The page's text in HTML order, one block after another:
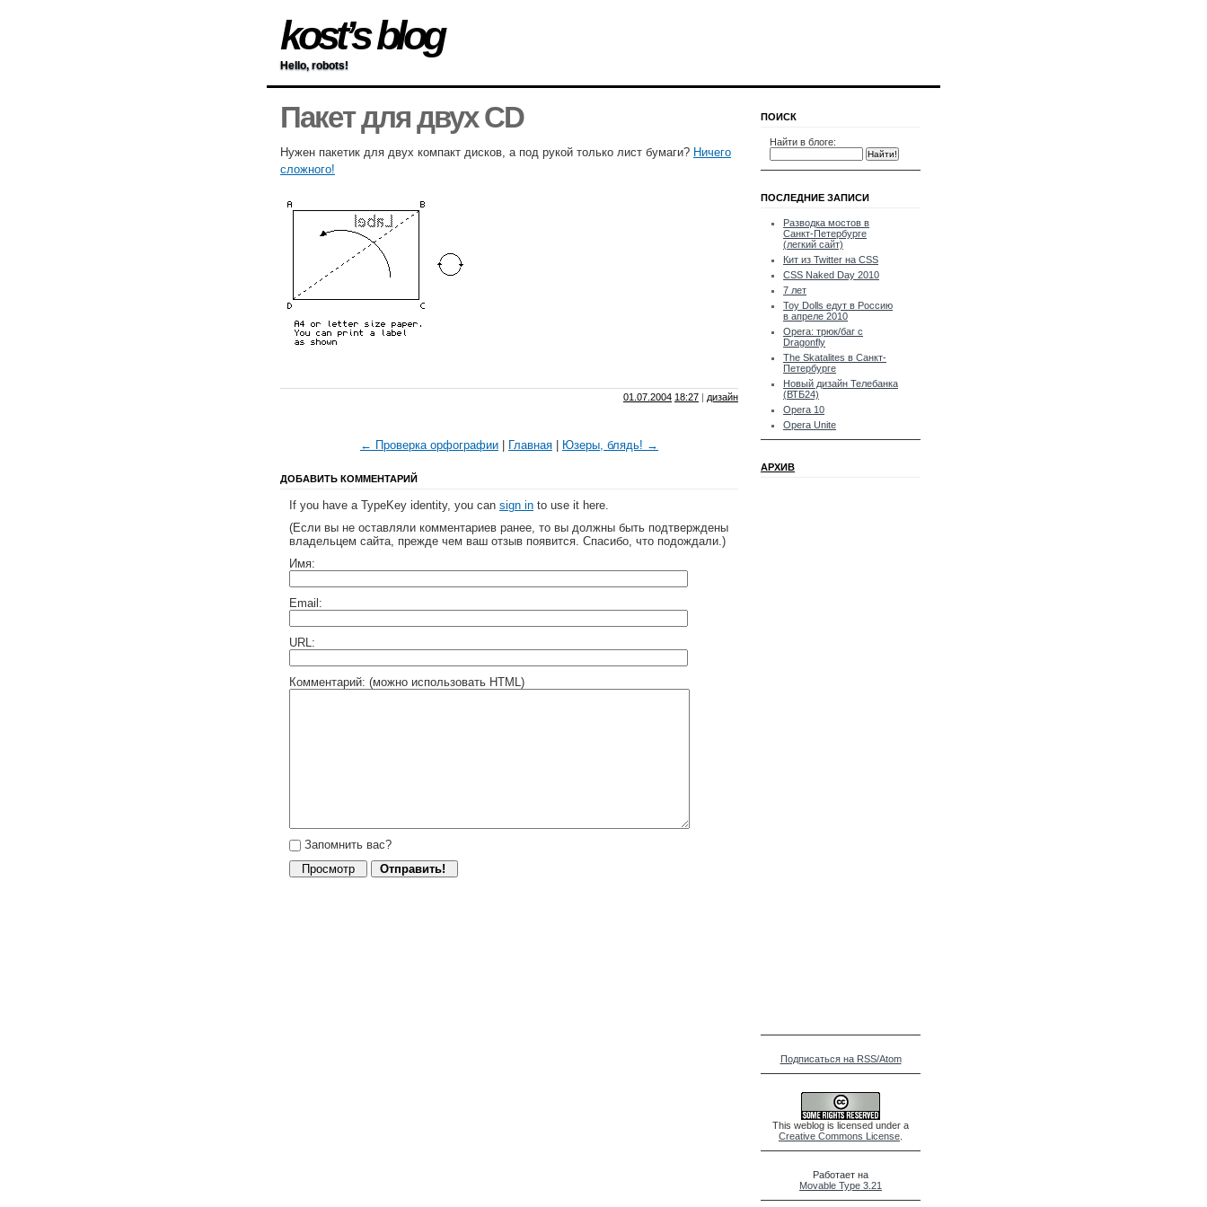
kost’s blog
Hello, robots!
Пакет для двух CD
Нужен пакетик для двух компакт дисков, а под рукой только лист бумаги? Ничего
сложного!
01.07.2004 18:27 | дизайн
← Проверка орфографии Главная Юзеры, блядь! →
ДОБАВИТЬ КОММЕНТАРИЙ
If you have a TypeKey identity, you can sign in to use it here.
(Если вы не оставляли комментариев ранее, то вы должны быть подтверждены
владельцем сайта, прежде чем ваш отзыв появится. Спасибо, что подождали.)
Имя:
Email:
URL:
Комментарий: (можно использовать HTML)
Запомнить вас?
ПОИСК
Найти в блоге:
ПОСЛЕДНИЕ ЗАПИСИ
Разводка мостов в
Санкт-Петербурге
(легкий сайт)
Кит из Twitter на CSS
CSS Naked Day 2010
7 лет
Toy Dolls едут в Россию
в апреле 2010
Opera: трюк/баг с
Dragonfly
The Skatalites в Санкт-
Петербурге
Новый дизайн Телебанка
(ВТБ24)
Opera 10
Opera Unite
АРХИВ
Подписаться на RSS/Atom
This weblog is licensed under a
Creative Commons License
Работает на
Movable Type 3.21